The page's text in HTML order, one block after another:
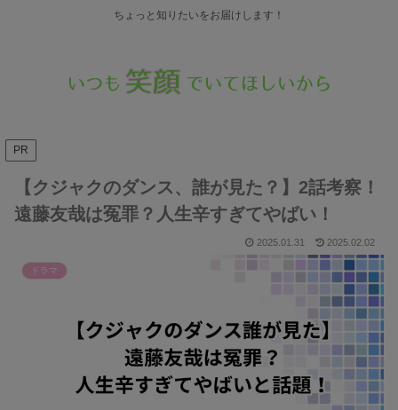
ちょっと知りたいをお届けします！
PR
【クジャクのダンス、誰が見た？】2話考察！
遠藤友哉は冤罪？人生辛すぎてやばい！
2025.01.31 2025.02.02
ドラマ